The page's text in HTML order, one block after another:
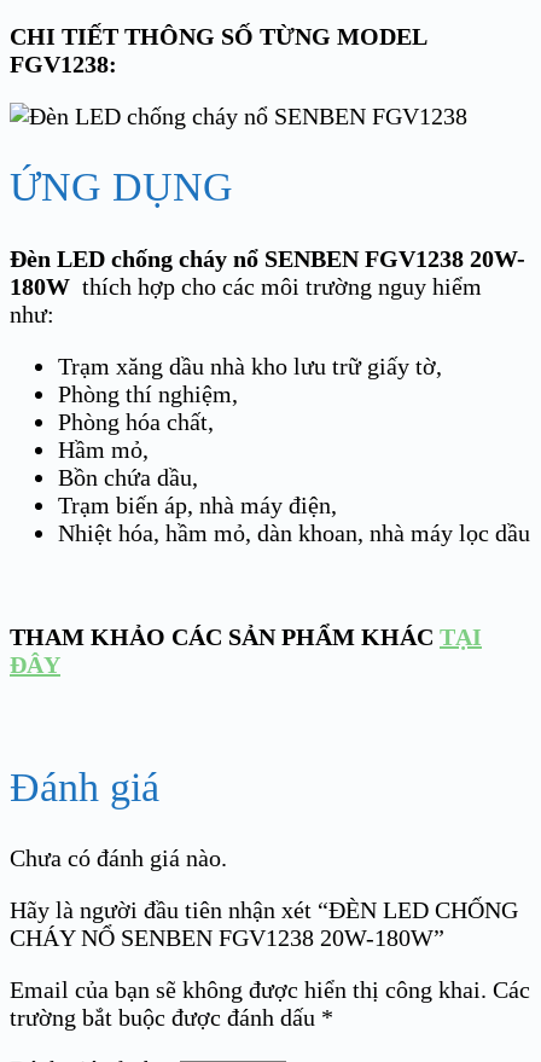
CHI TIẾT THÔNG SỐ TỪNG MODEL
FGV1238:
ỨNG DỤNG
Đèn LED chống cháy nổ SENBEN FGV1238 20W-
180W thích hợp cho các môi trường nguy hiểm
như:
Trạm xăng dầu nhà kho lưu trữ giấy tờ,
Phòng thí nghiệm,
Phòng hóa chất,
Hầm mỏ,
Bồn chứa dầu,
Trạm biến áp, nhà máy điện,
Nhiệt hóa, hầm mỏ, dàn khoan, nhà máy lọc dầu
THAM KHẢO CÁC SẢN PHẨM KHÁC TẠI
ĐÂY
Đánh giá
Chưa có đánh giá nào.
Hãy là người đầu tiên nhận xét “ĐÈN LED CHỐNG
CHÁY NỔ SENBEN FGV1238 20W-180W”
Email của bạn sẽ không được hiển thị công khai. Các
trường bắt buộc được đánh dấu *